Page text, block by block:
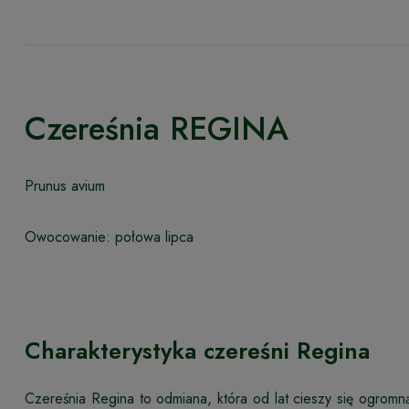
Czereśnia REGINA
Prunus avium
Owocowanie: połowa lipca
Charakterystyka czereśni Regina
Czereśnia Regina to odmiana, która od lat cieszy się